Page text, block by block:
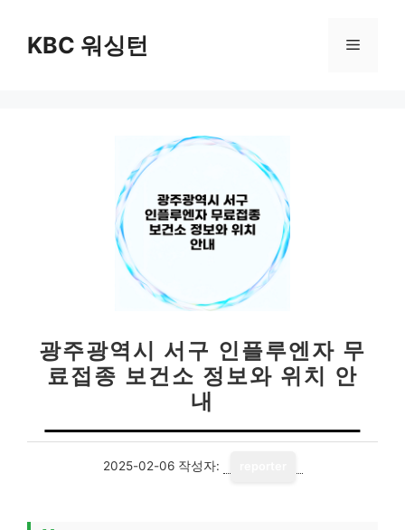
KBC 워싱턴 메
광주광역시 서구 인플루엔자 무
료접종 보건소 정보와 위치 안
내
2025-02-06 작성자: